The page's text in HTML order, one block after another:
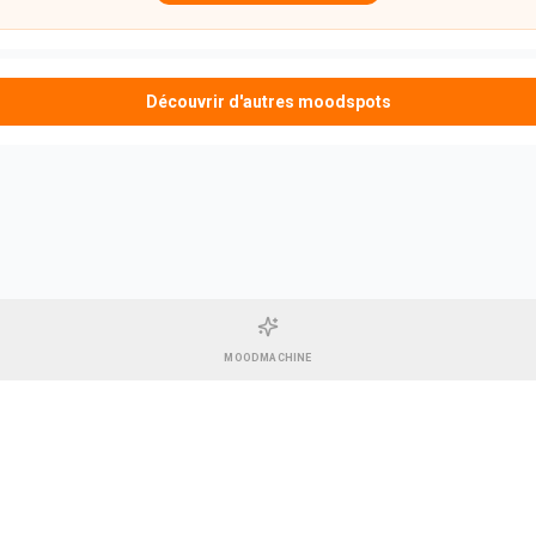
MOODMACHINE
Découvrir d'autres moodspots